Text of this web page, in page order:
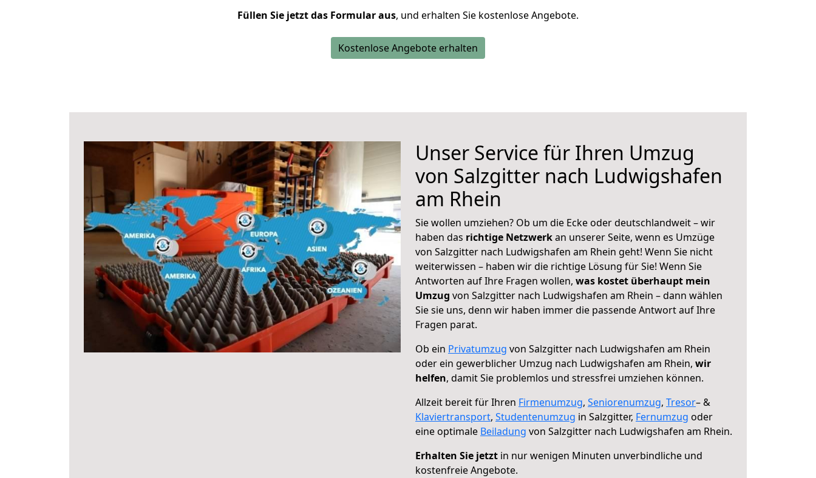
Füllen Sie jetzt das Formular aus, und erhalten Sie kostenlose Angebote.
Kostenlose Angebote erhalten
Unser Service für Ihren Umzug
von Salzgitter nach Ludwigshafen
am Rhein
Sie wollen umziehen? Ob um die Ecke oder deutschlandweit – wir
haben das richtige Netzwerkan unserer Seite, wenn es Umzüge
von Salzgitter nach Ludwigshafen am Rhein geht! Wenn Sie nicht
weiterwissen – haben wir die richtige Lösung für Sie! Wenn Sie
Antworten auf Ihre Fragen wollen, was kostet überhaupt mein
Umzug von Salzgitter nach Ludwigshafen am Rhein – dann wählen
Sie sie uns, denn wir haben immer die passende Antwort auf Ihre
Fragen parat.
Ob ein Privatumzug von Salzgitter nach Ludwigshafen am Rhein
oder ein gewerblicher Umzug nach Ludwigshafen am Rhein, wir
helfen, damit Sie problemlos und stressfrei umziehen können.
Allzeit bereit für Ihren Firmenumzug, Seniorenumzug, Tresor– &
Klaviertransport, Studentenumzug in Salzgitter, Fernumzug oder
eine optimale Beiladung von Salzgitter nach Ludwigshafen am Rhein.
Erhalten Sie jetzt in nur wenigen Minuten unverbindliche und
kostenfreie Angebote.